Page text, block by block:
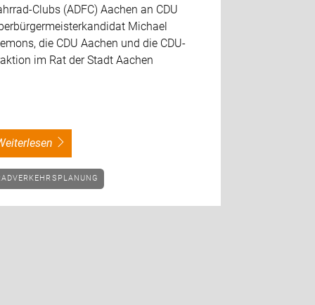
Clubs (ADFC) Aachen an CDU
Michael
die CDU Aachen und die CDU-
im Rat der Stadt Aachen
weiterlesen
RADVERKEHRSPLANUNG